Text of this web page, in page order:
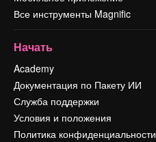
Все инструменты Magnific
Начать
Academy
Документация по Пакету ИИ
Служба поддержки
Условия и положения
Политика конфиденциальности